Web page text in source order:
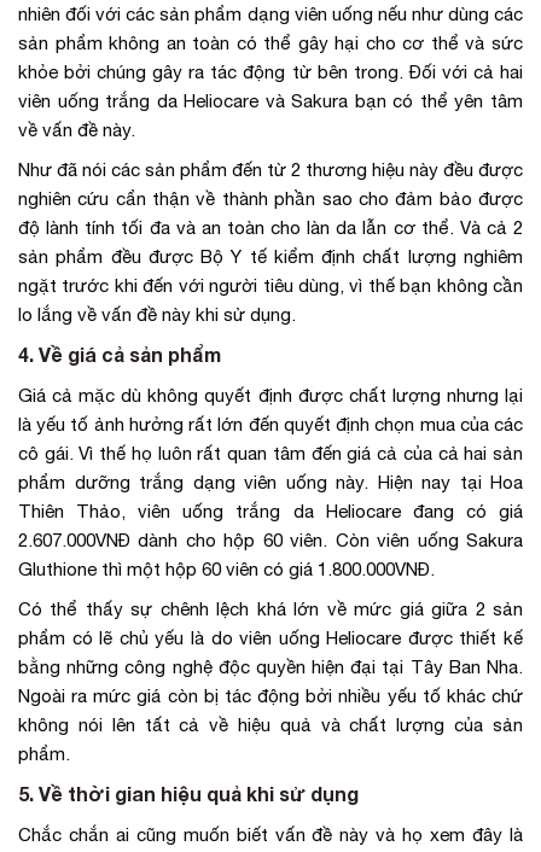
nhiên đối với các sản phẩm dạng viên uống nếu như dùng các
sản phẩm không an toàn có thể gây hại cho cơ thể và sức
khỏe bởi chúng gây ra tác động từ bên trong. Đối với cả hai
viên uống trắng da Heliocare và Sakura bạn có thể yên tâm
về vấn đề này.
Như đã nói các sản phẩm đến từ 2 thương hiệu này đều được
nghiên cứu cẩn thận về thành phần sao cho đảm bảo được
độ lành tính tối đa và an toàn cho làn da lẫn cơ thể. Và cả 2
sản phẩm đều được Bộ Y tế kiểm định chất lượng nghiêm
ngặt trước khi đến với người tiêu dùng, vì thế bạn không cần
lo lắng về vấn đề này khi sử dụng.
4. Về giá cả sản phẩm
Giá cả mặc dù không quyết định được chất lượng nhưng lại
là yếu tố ảnh hưởng rất lớn đến quyết định chọn mua của các
cô gái. Vì thế họ luôn rất quan tâm đến giá cả của cả hai sản
phẩm dưỡng trắng dạng viên uống này. Hiện nay tại Hoa
Thiên Thảo, viên uống trắng da Heliocare đang có giá
2.607.000VNĐ dành cho hộp 60 viên. Còn viên uống Sakura
Gluthione thì một hộp 60 viên có giá 1.800.000VNĐ.
Có thể thấy sự chênh lệch khá lớn về mức giá giữa 2 sản
phẩm có lẽ chủ yếu là do viên uống Heliocare được thiết kế
bằng những công nghệ độc quyền hiện đại tại Tây Ban Nha.
Ngoài ra mức giá còn bị tác động bởi nhiều yếu tố khác chứ
không nói lên tất cả về hiệu quả và chất lượng của sản
phẩm.
5. Về thời gian hiệu quả khi sử dụng
Chắc chắn ai cũng muốn biết vấn đề này và họ xem đây là